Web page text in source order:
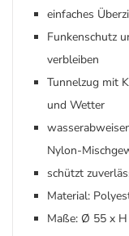
einfaches
Funkenschutz
verbleiben
Tunnelzug mit
und Wetter
Nylon-
schützt
Material:
Maße: Ø 55 x